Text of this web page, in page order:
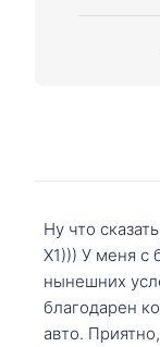
Ну что
X1))) У меня с
нынешних
благодарен
авто.